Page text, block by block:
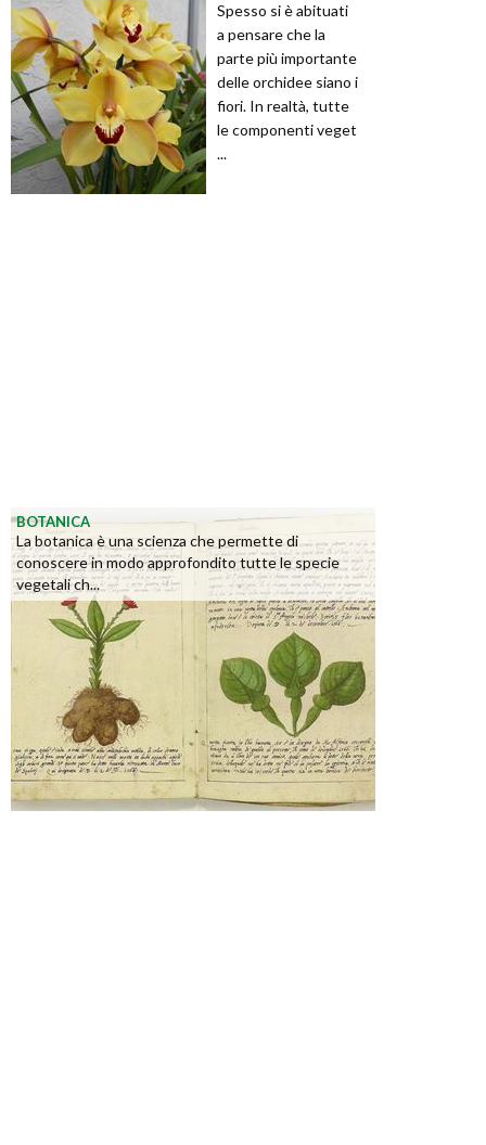
Spesso si è abituati
a pensare che la
parte più importante
delle orchidee siano i
fiori. In realtà, tutte
le componenti veget
...
BOTANICA
La botanica è una scienza che permette di
conoscere in modo approfondito tutte le specie
vegetali ch...